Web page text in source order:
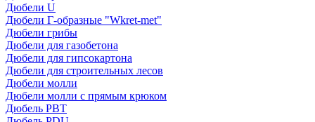
Дюбели U
Дюбели Г-образные "Wkret-met"
Дюбели грибы
Дюбели для газобетона
Дюбели для гипсокартона
Дюбели для строительных лесов
Дюбели молли
Дюбели молли с прямым крюком
Дюбель PBT